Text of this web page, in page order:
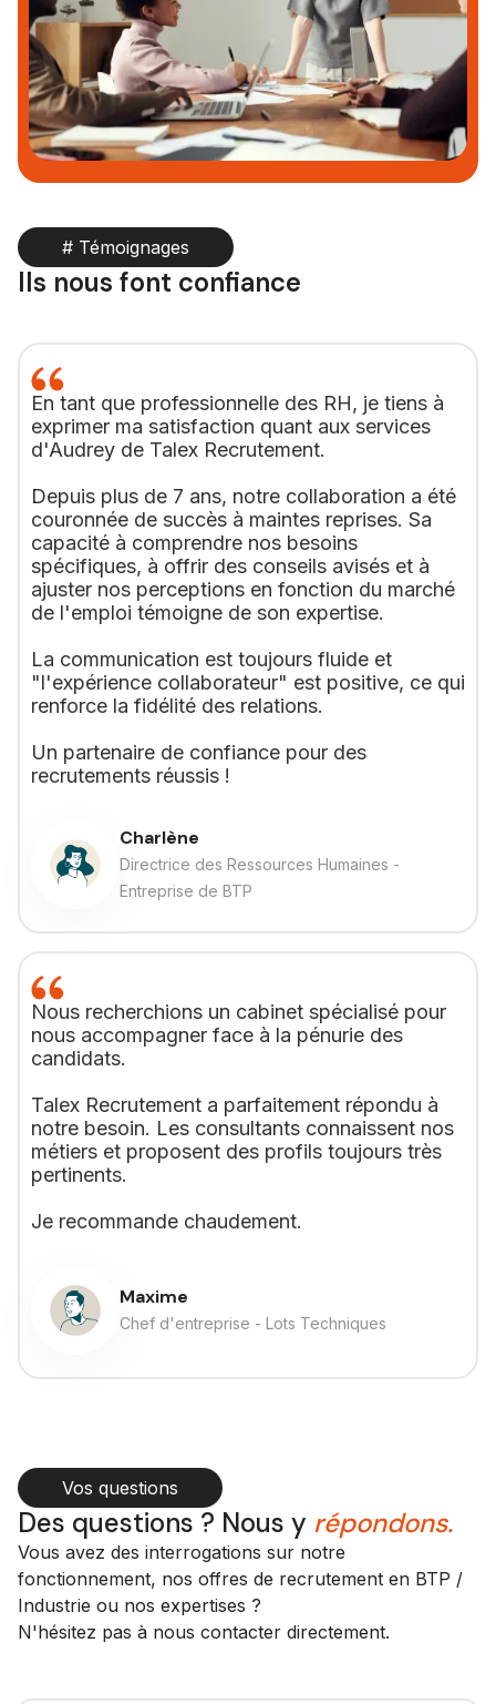
# Témoignages
Ils nous font confiance
En tant que professionnelle des RH, je tiens à
exprimer ma satisfaction quant aux services
d'Audrey de Talex Recrutement.
Depuis plus de 7 ans, notre collaboration a été
couronnée de succès à maintes reprises. Sa
capacité à comprendre nos besoins
spécifiques, à offrir des conseils avisés et à
ajuster nos perceptions en fonction du marché
de l'emploi témoigne de son expertise.
La communication est toujours fluide et
"l'expérience collaborateur" est positive, ce qui
renforce la fidélité des relations.
Un partenaire de confiance pour des
recrutements réussis !
Charlène
Directrice des Ressources Humaines -
Entreprise de BTP
Nous recherchions un cabinet spécialisé pour
nous accompagner face à la pénurie des
candidats.
Talex Recrutement a parfaitement répondu à
notre besoin. Les consultants connaissent nos
métiers et proposent des profils toujours très
pertinents.
Je recommande chaudement.
Maxime
Chef d'entreprise - Lots Techniques
Vos questions
Des questions ? Nous y répondons.
Vous avez des interrogations sur notre
fonctionnement, nos offres de recrutement en BTP /
Industrie ou nos expertises ?
N'hésitez pas à nous contacter directement.